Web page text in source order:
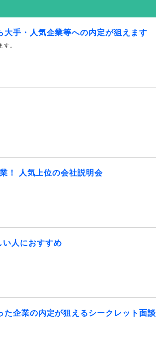
大手・人気企業等への内定が狙えます
。
！ 人気上位の会社説明会
人におすすめ
た企業の内定が狙えるシークレット面談